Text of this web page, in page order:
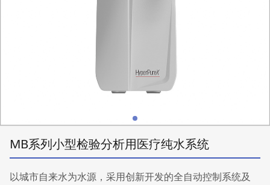
MB系列小型检验分析用医疗纯水系统
以城市自来水为水源，采用创新开发的全自动控制系统及